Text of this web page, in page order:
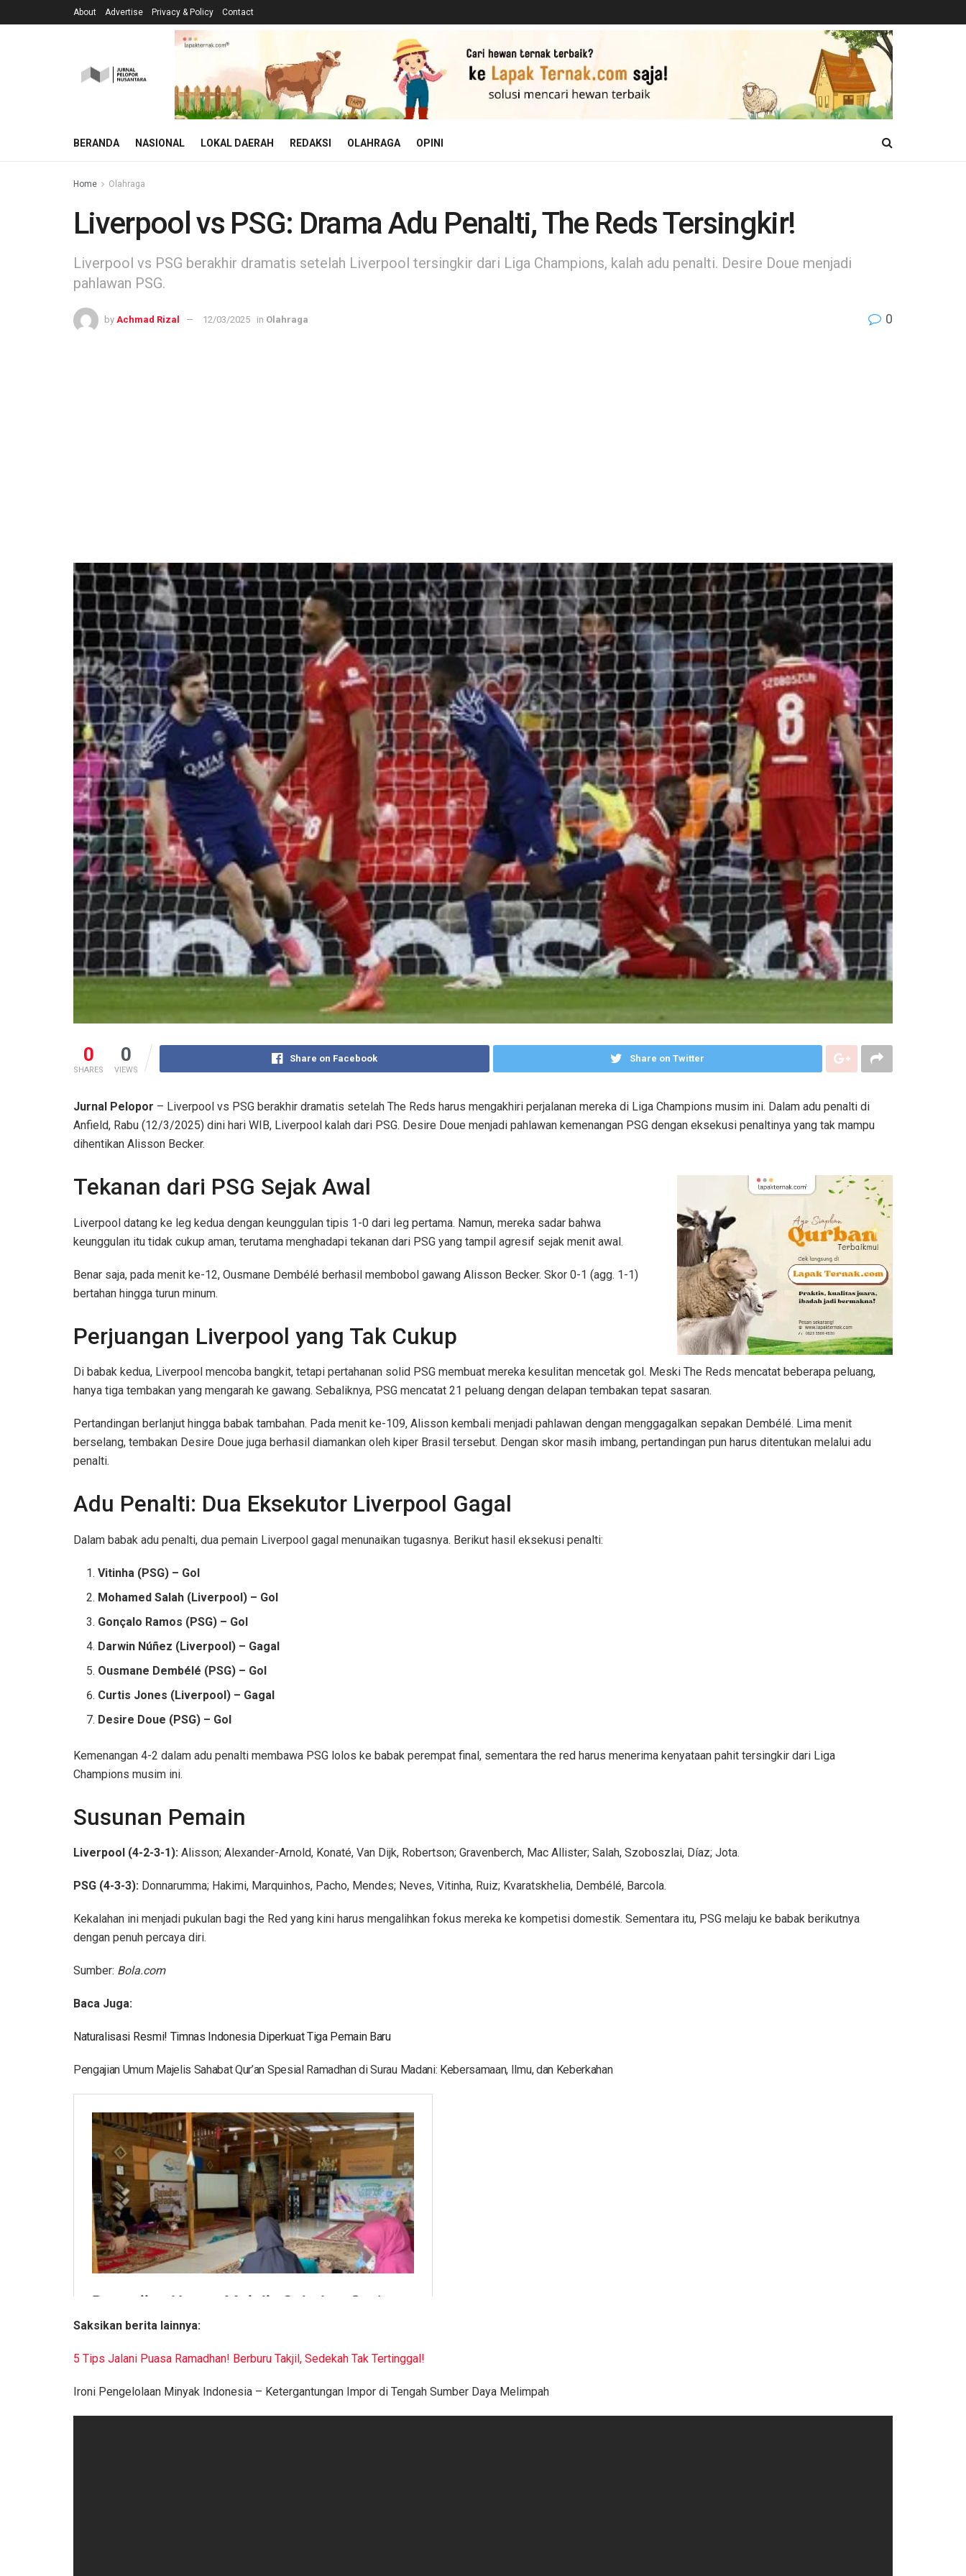
About Advertise Privacy & Policy Contact
BERANDA NASIONAL LOKAL DAERAH REDAKSI OLAHRAGA OPINI
Home Olahraga
Liverpool vs PSG: Drama Adu Penalti, The Reds Tersingkir!
Liverpool vs PSG berakhir dramatis setelah Liverpool tersingkir dari Liga Champions, kalah adu penalti. Desire Doue menjadi
pahlawan PSG.
by Achmad Rizal 12/03/2025 in Olahraga 0
0
SHARES
0
VIEWS
Share on Facebook Share on Twitter
Jurnal Pelopor – Liverpool vs PSG berakhir dramatis setelah The Reds harus mengakhiri perjalanan mereka di Liga Champions musim ini. Dalam adu penalti di
Anfield, Rabu (12/3/2025) dini hari WIB, Liverpool kalah dari PSG. Desire Doue menjadi pahlawan kemenangan PSG dengan eksekusi penaltinya yang tak mampu
dihentikan Alisson Becker.
Tekanan dari PSG Sejak Awal
Liverpool datang ke leg kedua dengan keunggulan tipis 1-0 dari leg pertama. Namun, mereka sadar bahwa
keunggulan itu tidak cukup aman, terutama menghadapi tekanan dari PSG yang tampil agresif sejak menit awal.
Benar saja, pada menit ke-12, Ousmane Dembélé berhasil membobol gawang Alisson Becker. Skor 0-1 (agg. 1-1)
bertahan hingga turun minum.
Perjuangan Liverpool yang Tak Cukup
Di babak kedua, Liverpool mencoba bangkit, tetapi pertahanan solid PSG membuat mereka kesulitan mencetak gol. Meski The Reds mencatat beberapa peluang,
hanya tiga tembakan yang mengarah ke gawang. Sebaliknya, PSG mencatat 21 peluang dengan delapan tembakan tepat sasaran.
Pertandingan berlanjut hingga babak tambahan. Pada menit ke-109, Alisson kembali menjadi pahlawan dengan menggagalkan sepakan Dembélé. Lima menit
berselang, tembakan Desire Doue juga berhasil diamankan oleh kiper Brasil tersebut. Dengan skor masih imbang, pertandingan pun harus ditentukan melalui adu
penalti.
Adu Penalti: Dua Eksekutor Liverpool Gagal
Dalam babak adu penalti, dua pemain Liverpool gagal menunaikan tugasnya. Berikut hasil eksekusi penalti:
Vitinha (PSG) – Gol
Mohamed Salah (Liverpool) – Gol
Gonçalo Ramos (PSG) – Gol
Darwin Núñez (Liverpool) – Gagal
Ousmane Dembélé (PSG) – Gol
Curtis Jones (Liverpool) – Gagal
Desire Doue (PSG) – Gol
Kemenangan 4-2 dalam adu penalti membawa PSG lolos ke babak perempat final, sementara the red harus menerima kenyataan pahit tersingkir dari Liga
Champions musim ini.
Susunan Pemain
Liverpool (4-2-3-1): Alisson; Alexander-Arnold, Konaté, Van Dijk, Robertson; Gravenberch, Mac Allister; Salah, Szoboszlai, Díaz; Jota.
PSG (4-3-3): Donnarumma; Hakimi, Marquinhos, Pacho, Mendes; Neves, Vitinha, Ruiz; Kvaratskhelia, Dembélé, Barcola.
Kekalahan ini menjadi pukulan bagi the Red yang kini harus mengalihkan fokus mereka ke kompetisi domestik. Sementara itu, PSG melaju ke babak berikutnya
dengan penuh percaya diri.
Sumber: Bola.com
Baca Juga:
Naturalisasi Resmi! Timnas Indonesia Diperkuat Tiga Pemain Baru
Pengajian Umum Majelis Sahabat Qur’an Spesial Ramadhan di Surau Madani: Kebersamaan, Ilmu, dan Keberkahan
Saksikan berita lainnya:
5 Tips Jalani Puasa Ramadhan! Berburu Takjil, Sedekah Tak Tertinggal!
Ironi Pengelolaan Minyak Indonesia – Ketergantungan Impor di Tengah Sumber Daya Melimpah